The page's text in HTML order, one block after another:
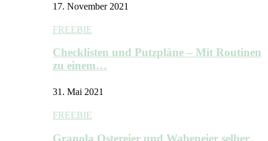
17. November 2021
FREEBIE
Checklisten und Putzpläne – Mit Routinen
zu einem…
31. Mai 2021
FREEBIE
Granola Ostereier und Wabeneier selber